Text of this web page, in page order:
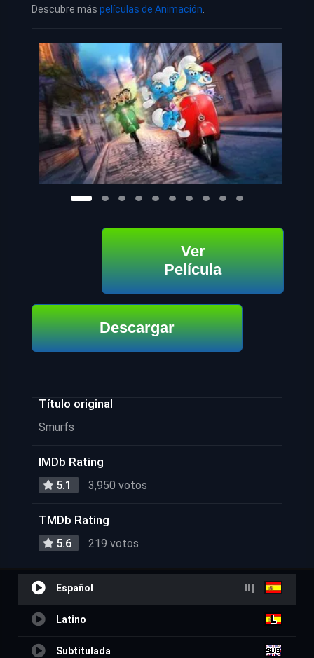
Descubre más películas de Animación
Ver
Película
Descargar
Título original
Smurfs
IMDb Rating
5.1 3,950 votos
TMDb Rating
5.6 219 votos
Español
Latino
Subtitulada